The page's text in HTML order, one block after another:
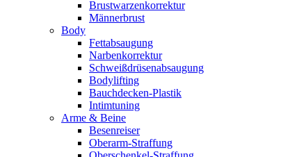
Brustwarzenkorrektur
Männerbrust
Body
Fettabsaugung
Narbenkorrektur
Schweißdrüsenabsaugung
Bodylifting
Bauchdecken-Plastik
Intimtuning
Arme & Beine
Besenreiser
Oberarm-Straffung